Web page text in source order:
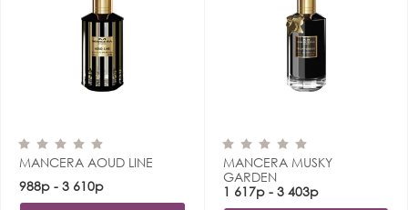
MANCERA AOUD LINE
988р - 3 610р
MANCERA MUSKY
GARDEN
1 617р - 3 403р